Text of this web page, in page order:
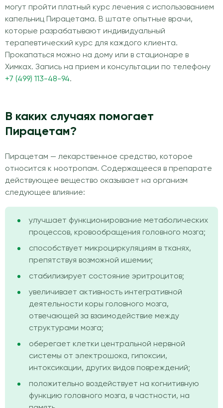
могут пройти платный курс лечения с использованием
капельниц Пирацетама. В штате опытные врачи,
которые разрабатывают индивидуальный
терапевтический курс для каждого клиента.
Прокапаться можно на дому или в стационаре в
Химках. Запись на прием и консультации по телефону
+7 (499) 113-48-94.
В каких случаях помогает
Пирацетам?
Пирацетам — лекарственное средство, которое
относится к ноотропам. Содержащееся в препарате
действующее вещество оказывает на организм
следующее влияние:
улучшает функционирование метаболических
процессов, кровообращения головного мозга;
способствует микроциркуляциям в тканях,
препятствуя возможной ишемии;
стабилизирует состояние эритроцитов;
увеличивает активность интегративной
деятельности коры головного мозга,
отвечающей за взаимодействие между
структурами мозга;
оберегает клетки центральной нервной
системы от электрошока, гипоксии,
интоксикации, других видов повреждений;
положительно воздействует на когнитивную
функцию головного мозга, в частности, на